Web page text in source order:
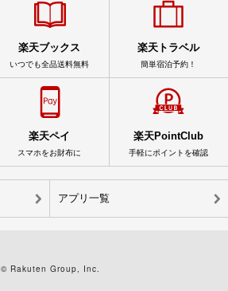
楽天ブックス
いつでも全品送料無料
楽天トラベル
簡単宿泊予約！
楽天ペイ
スマホをお財布に
楽天PointClub
手軽にポイントを確認
アプリ一覧
© Rakuten Group, Inc.